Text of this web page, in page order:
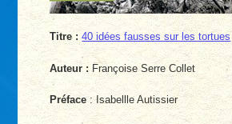
Titre : 40 idées fausses sur les tortues
Auteur : Françoise Serre Collet
Préface: Isabellle Autissier